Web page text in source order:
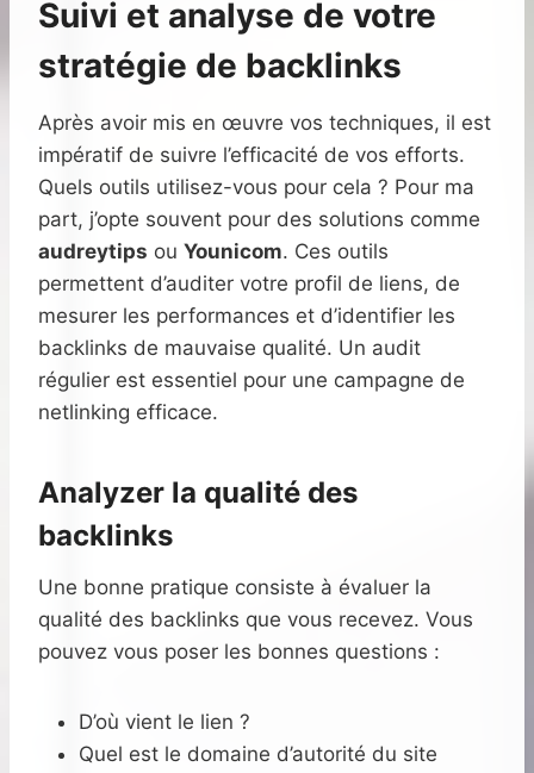
Suivi et analyse de votre
stratégie de backlinks
Après avoir mis en œuvre vos techniques, il est
impératif de suivre l’efficacité de vos efforts.
Quels outils utilisez-vous pour cela ? Pour ma
part, j’opte souvent pour des solutions comme
audreytips ou Younicom. Ces outils
permettent d’auditer votre profil de liens, de
mesurer les performances et d’identifier les
backlinks de mauvaise qualité. Un audit
régulier est essentiel pour une campagne de
netlinking efficace.
Analyzer la qualité des
backlinks
Une bonne pratique consiste à évaluer la
qualité des backlinks que vous recevez. Vous
pouvez vous poser les bonnes questions :
D’où vient le lien ?
Quel est le domaine d’autorité du site